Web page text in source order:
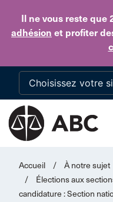
Il ne vous reste que
adhésion et profiter
Accueil / À notre sujet
/
Élections aux
candidature : Section